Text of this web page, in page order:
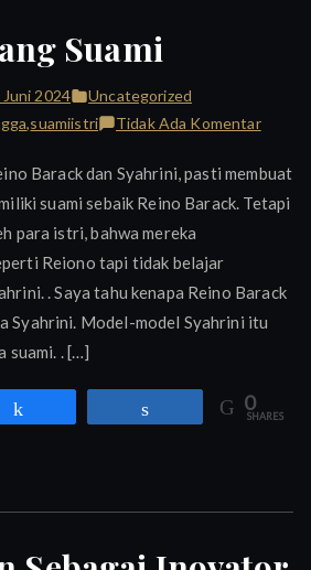
Suami
Juni 2024
Uncategorized
,suamiistri Tidak Ada Komentarpada
Suami
Barack dan Syahrini, pasti membuat
suami sebaik Reino Barack. Tetapi
para istri, bahwa mereka
Reiono tapi tidak belajar
. Saya tahu kenapa Reino Barack
Syahrini. Model-model Syahrini itu
suami. . […]
0
SHARES